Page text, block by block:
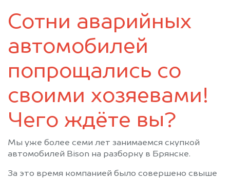
Почеп
Ржаница
Севск
Стародуб
Суземка
Сураж
Трубчевск
Унеча
Сотни аварийных
автомобилей
попрощались со
своими хозяевами!
Чего ждёте вы?
Мы уже более семи лет занимаемся скупкой
автомобилей Bison на разборку в Брянске.
За это время компанией было совершено свыше